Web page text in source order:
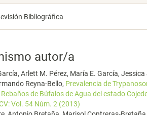
Bibliográfica
autor/a
Arlett M. Pérez, María E. García,
Reyna-Bello, Prevalencia de
de Búfalos de Agua del estado
Vol. 54 Núm. 2 (2013)